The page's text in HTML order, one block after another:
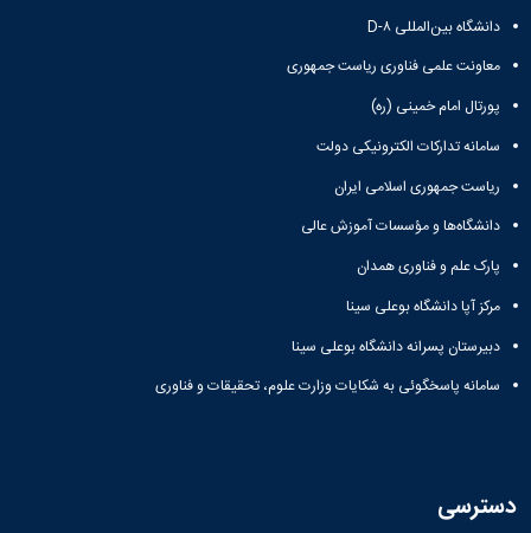
دانشگاه بین‌المللی D-۸
معاونت علمی فناوری ریاست جمهوری
پورتال امام خمینی (ره)
سامانه تدارکات الکترونیکی دولت
ریاست جمهوری اسلامی ایران
دانشگاه‌ها و مؤسسات آموزش عالی
پارک علم و فناوری همدان
مرکز آپا دانشگاه بوعلی سینا
دبیرستان پسرانه دانشگاه بوعلی سینا
سامانه پاسخگوئی به شکایات وزارت علوم، تحقیقات و فناوری
دسترسی